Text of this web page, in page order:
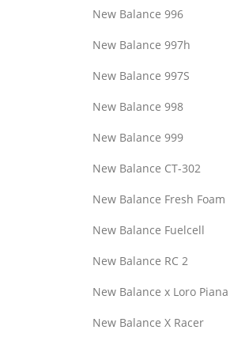
New Balance 996
New Balance 997h
New Balance 997S
New Balance 998
New Balance 999
New Balance CT-302
New Balance Fresh Foam
New Balance Fuelcell
New Balance RC 2
New Balance x Loro Piana
New Balance X Racer